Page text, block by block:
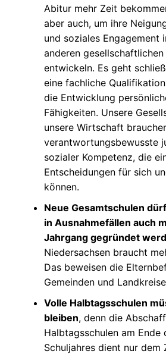
Abitur mehr Zeit
aber auch, um ihre
und soziales Engagement
anderen
entwickeln. Es geht
eine fachliche
die Entwicklung
Fähigkeiten. Unsere
unsere Wirtschaft
verantwortungsbewusste
sozialer Kompetenz, die
Entscheidungen für sich
können.
Neue Gesamtschulen
in Ausnahmefällen auch
Jahrgang gegründet
Niedersachsen braucht
Das beweisen die
Gemeinden und
Volle Halbtagsschulen
bleiben, denn die
Halbtagsschulen am Ende
Schuljahres dient nur dem